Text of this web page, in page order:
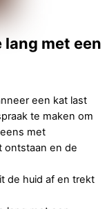
met een
een kat last
te maken om
eens met
ontstaan en de
de huid af en trekt